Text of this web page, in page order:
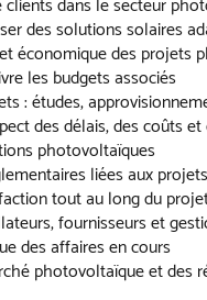
dans le secteur
des solutions solaires
économique des projets
les budgets associés
: études,
des délais, des coûts
photovoltaïques
liées aux
tout au long du
fournisseurs et
des affaires en cours
photovoltaïque et des